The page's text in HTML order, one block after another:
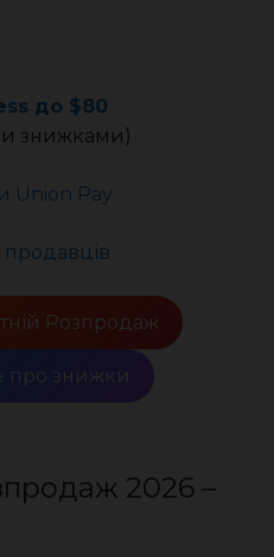
до $80
знижками)
Union Pay
продавців
Розпродаж
про знижки
2026 –